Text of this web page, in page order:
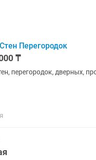
Перегородок
₸
перегородок, дверных,